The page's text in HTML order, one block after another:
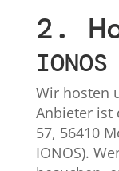
2.
IONOS
Wir hosten
Anbieter ist
57, 56410
IONOS).